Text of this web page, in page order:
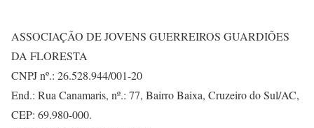
ASSOCIAÇÃO DE JOVENS GUERREIROS GUARDIÕES
DA FLORESTA
CNPJ nº.: 26.528.944/001-20
End.: Rua Canamaris, nº.: 77, Bairro Baixa, Cruzeiro do Sul/AC,
CEP: 69.980-000.